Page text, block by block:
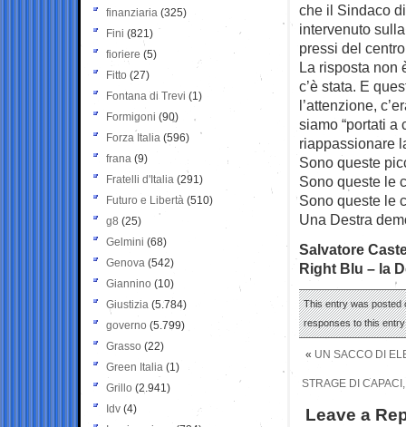
che il Sindaco
intervenuto
pressi del
La risposta non
c’è stata. E
l’attenzione,
siamo “portati a
riappassionare
Sono queste
Sono queste le
Sono queste le
Una Destra
Salvatore
Right Blu – la
This entry was posted
responses to this
« UN SACCO DI
STRAGE DI
Leave a
finanziaria (325)
Fini (821)
fioriere (5)
Fitto (27)
Fontana di Trevi (1)
Formigoni (90)
Forza Italia (596)
frana (9)
Fratelli d'Italia (291)
Futuro e Libertà (510)
g8 (25)
Gelmini (68)
Genova (542)
Giannino (10)
Giustizia (5.784)
governo (5.799)
Grasso (22)
Green Italia (1)
Grillo (2.941)
Idv (4)